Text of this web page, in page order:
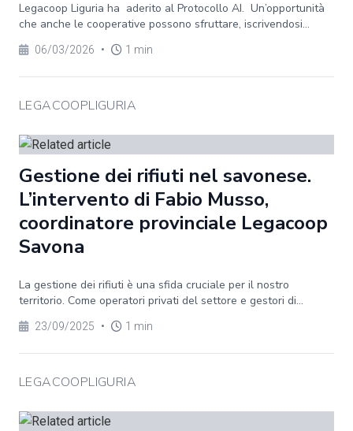
Legacoop Liguria ha aderito al Protocollo AI. Un’opportunità
che anche le cooperative possono sfruttare, iscrivendosi...
06/03/2026 • 1 min
LEGACOOPLIGURIA
Gestione dei rifiuti nel savonese.
L’intervento di Fabio Musso,
coordinatore provinciale Legacoop
Savona
La gestione dei rifiuti è una sfida cruciale per il nostro
territorio. Come operatori privati del settore e gestori di...
23/09/2025 • 1 min
LEGACOOPLIGURIA